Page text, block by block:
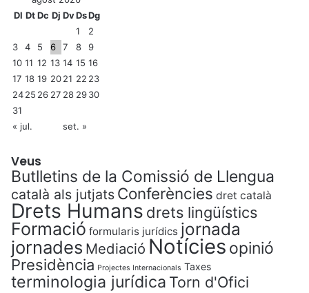
Dl DtDc Dj DvDsDg
1
2
3
4 5 6 7 8
9
10 11 12 13 14 15 16
17 18 19 2021 22 23
2425 26 27 28 2930
31
« jul.
set. »
Veus
Butlletins de la Comissió de Llengua
català als jutjats Conferències dret català
Drets Humans drets lingüístics
Formació formularis jurídics jornada
jornades Mediació Notícies opinió
Presidència Projectes Internacionals Taxes
terminologia jurídica Torn d'Ofici